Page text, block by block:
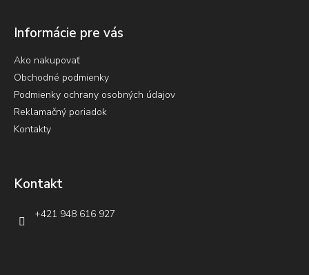
Informácie pre vás
Ako nakupovať
Obchodné podmienky
Podmienky ochrany osobných údajov
Reklamačný poriadok
Kontakty
Kontakt
+421 948 616 927